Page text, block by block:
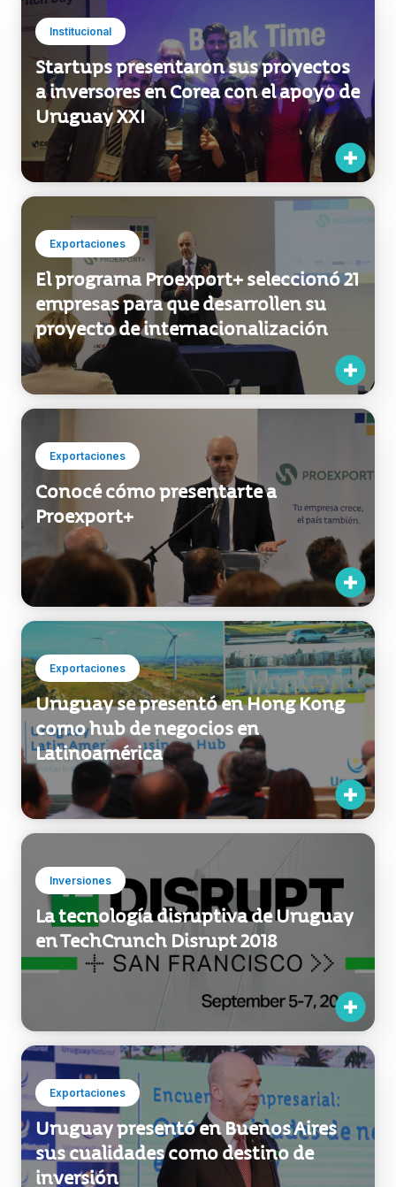
Institucional
Startups presentaron sus proyectos
a inversores en Corea con el apoyo de
Uruguay XXI
Exportaciones
El programa Proexport+ seleccionó 21
empresas para que desarrollen su
proyecto de internacionalización
Exportaciones
Conocé cómo presentarte a
Proexport+
Exportaciones
Uruguay se presentó en Hong Kong
como hub de negocios en
Latinoamérica
Inversiones
La tecnología disruptiva de Uruguay
en TechCrunch Disrupt 2018
Exportaciones